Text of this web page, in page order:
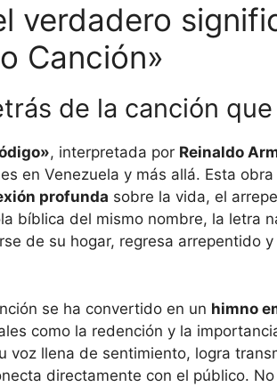
verdadero
Canción»
de la canción
, interpretada por Reinaldo
en Venezuela y más allá. Esta
profunda sobre la vida, el
bíblica del mismo nombre, la letra
de su hogar, regresa arrepentido
se ha convertido en un himno
como la redención y la
voz llena de sentimiento, logra
directamente con el público.